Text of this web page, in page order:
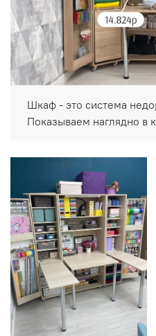
Шкаф - это система
Показываем наглядно в